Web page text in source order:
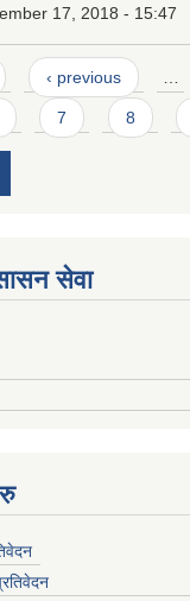
17, 2018 - 15:47
‹ previous …
7 8
सेवा